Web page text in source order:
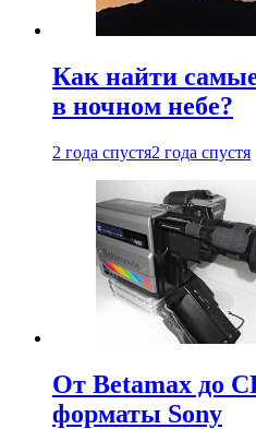
Как найти
в ночном небе?
2 года спустя2 года спустя
От Betamax до
форматы Sony